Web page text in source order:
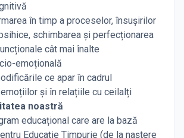
în timp a proceselor, însușirilor
schimbarea și perfecționarea
cât mai înalte
emoțională
ce apar în cadrul
și în relațiile cu ceilalți
noastră
educațional care are la bază
Educație Timpurie (de la naștere